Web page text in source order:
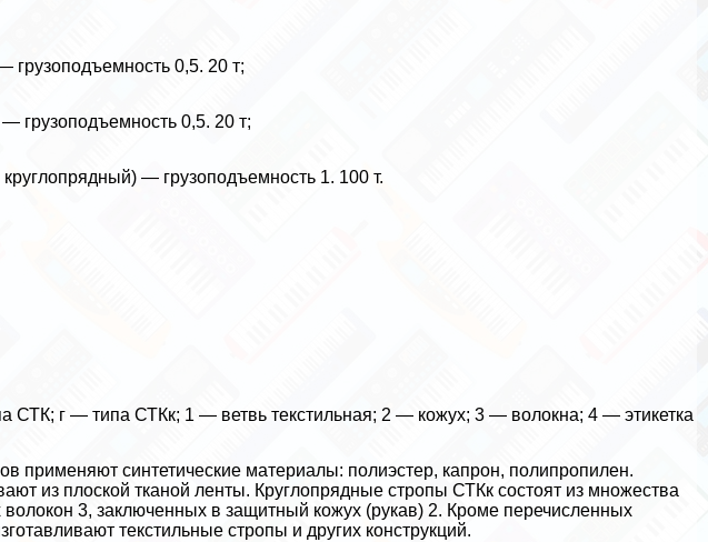
грузоподъемность 0,5. 20 т;
грузоподъемность 0,5. 20 т;
— грузоподъемность 1. 100 т.
г — типа СТКк; 1 — ветвь текстиль­ная; 2 — кожух; 3 — волокна; 4 — этикетка
применяют синтетические материалы: полиэстер, капрон, полипропилен.
из плоской тканой ленты. Круглопрядные стропы СТКк состоят из множества
3, заключенных в защитный кожух (рукав) 2. Кроме перечис­ленных
текстильные стропы и других конструкций.